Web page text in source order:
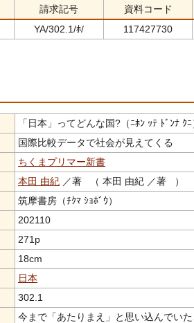
請求記号
資料コード
YA/302.1/ﾎ/ 117427730
「日本」ってどんな国?（ﾆﾎﾝ ｯﾃ ﾄﾞﾝﾅ ｸ
国際比較データで社会が見えてくる
ちくまプリマー新書
本田 由紀 ／著 （ 本田 由紀 ／著 ）
筑摩書房（ﾁｸﾏ ｼｮﾎﾞｳ）
202110
271p
18cm
日本
302.1
今まで「あたりまえ」と思い込んでい